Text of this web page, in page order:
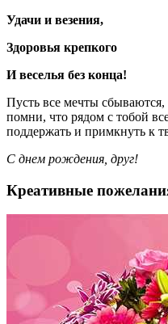
Удачи и везения,
Здоровья крепкого
И веселья без конца!
Пусть все мечты
помни, что рядом с тобой
поддержать и примкнуть к
С днем рождения, друг!
Креативные